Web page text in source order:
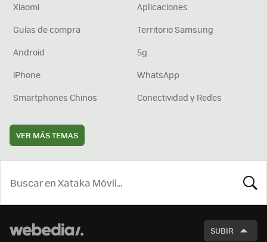
Xiaomi
Aplicaciones
Guías de compra
Territorio Samsung
Android
5g
iPhone
WhatsApp
Smartphones Chinos
Conectividad y Redes
VER MÁS TEMAS
SUBIR